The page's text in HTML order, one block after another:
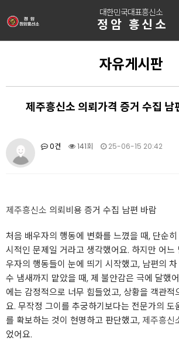
대한민국대표흥신소
정암 흥신소
자유게시판
제주흥신소 의뢰가격 증거 수집 남
0건 141회 25-06-15 20:42
제주흥신소 의뢰비용 증거 수집 남편 바람
처음 배우자의 행동에 변화를 느꼈을 때, 단순
시적인 문제일 거라고 생각했어요. 하지만 어느
우자의 행동들이 눈에 띄기 시작했고, 남편의
수 냄새까지 맡았을 때, 제 불안감은 극에 달했
에는 감정적으로 너무 힘들었고, 상황을 객관적
요. 무작정 그이를 추궁하기보다는 전문가의 도
를 확보하는 것이 현명하고 판단했고, 제주흥신
었어요.